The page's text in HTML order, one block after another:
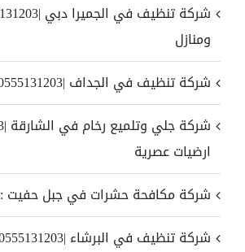
ومنازل
شركة تنظيف في الجداف |0555131203
ارضيات عصرية
شركة مكافحة حشرات في جبل حفيت : 0555131203
شركة تنظيف في البرشاء |0555131203